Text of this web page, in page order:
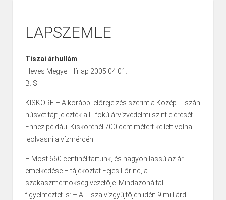
LAPSZEMLE
Tiszai árhullám
Heves Megyei Hírlap 2005.04.01.
B. S.
KISKÖRE – A korábbi előrejelzés szerint a Közép-Tiszán
húsvét tájt jelezték a II. fokú árvízvédelmi szint elérését.
Ehhez például Kiskörénél 700 centimétert kellett volna
leolvasni a vízmércén.
– Most 660 centinél tartunk, és nagyon lassú az ár
emelkedése – tájékoztat Fejes Lőrinc, a
szakaszmérnökség vezetője. Mindazonáltal
figyelmeztet is: – A Tisza vízgyűjtőjén idén 9 milliárd